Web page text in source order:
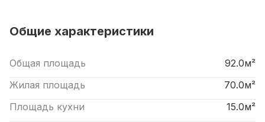
Общие характеристики
Общая площадь
92.0м²
Жилая площадь
70.0м²
Площадь кухни
15.0м²